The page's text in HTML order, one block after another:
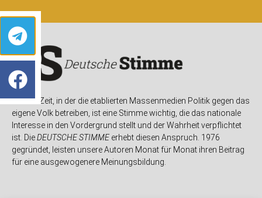
In einer Zeit, in der die etablierten Massenmedien Politik gegen das
eigene Volk betreiben, ist eine Stimme wichtig, die das nationale
Interesse in den Vordergrund stellt und der Wahrheit verpflichtet
ist. DieDEUTSCHE STIMMEerhebt diesen Anspruch. 1976
gegründet, leisten unsere Autoren Monat für Monat ihren Beitrag
für eine ausgewogenere Meinungsbildung.